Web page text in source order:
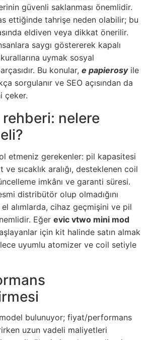
güvenli saklanması önemlidir.
ettiğinde tahrişe neden olabilir; bu
eldiven veya dikkat önerilir.
saygı göstererek kapalı
uymak sosyal
Bu konular, e papierosyile
sorgulanır ve SEO açısından da
çeker.
rehberi: nelere
etmeniz gerekenler: pil kapasitesi
ve sıcaklık aralığı, desteklenen coil
imkânı ve garanti süresi.
distribütör olup olmadığını
alımlarda, cihaz geçmişini ve pil
Eğer evic vtwo mini mod
için kit halinde satın almak
uyumlu atomizer ve coil setiyle
bulunuyor; fiyat/performans
uzun vadeli maliyetleri